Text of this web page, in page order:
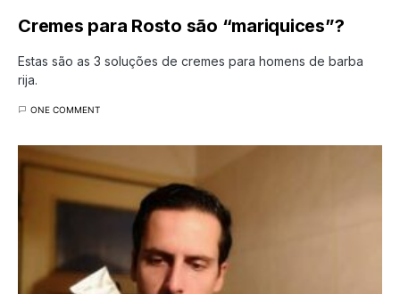
Cremes para Rosto são “mariquices”?
Estas são as 3 soluções de cremes para homens de barba
rija.
ONE COMMENT